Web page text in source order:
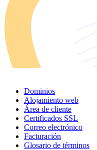
Dominios
Alojamiento web
Área de cliente
Certificados SSL
Correo electrónico
Facturación
Glosario de términos